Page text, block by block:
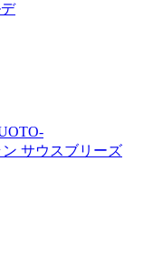
サウスブリーズ